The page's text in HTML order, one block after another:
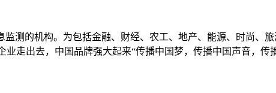
测的机构。为包括金融、财经、农工、地产、能源、时尚、
走出去，中国品牌强大起来“传播中国梦，传播中国声音，